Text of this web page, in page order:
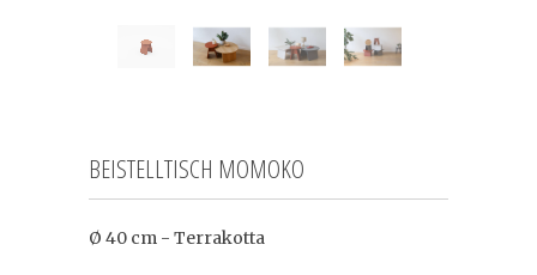
BEISTELLTISCH MOMOKO
Ø 40 cm - Terrakotta